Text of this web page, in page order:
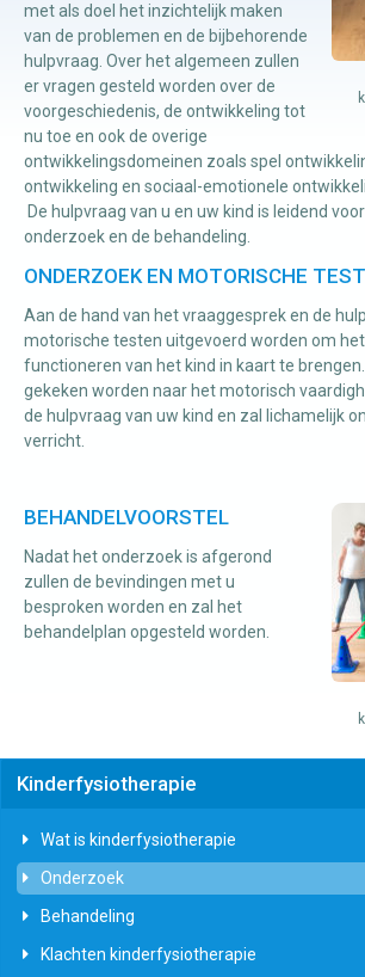
Osteopathie
Manuele
therapie
Viscerale
therapie
Craniosacraal
Fysiotherapie
met als doel het inzichtelijk maken
van de problemen en de bijbehorende
hulpvraag. Over het algemeen zullen
er vragen gesteld worden over de
voorgeschiedenis, de ontwikkeling tot
nu toe en ook de overige
ontwikkelingsdomeinen zoals spel
ontwikkeling en sociaal-emotionele
De hulpvraag van u en uw kind is leidend
onderzoek en de behandeling.
ONDERZOEK EN MOTORISCHE
Aan de hand van het vraaggesprek en de
motorische testen uitgevoerd worden om
functioneren van het kind in kaart te
gekeken worden naar het motorisch
de hulpvraag van uw kind en zal lichamelijk
verricht.
BEHANDELVOORSTEL
Nadat het onderzoek is afgerond
zullen de bevindingen met u
besproken worden en zal het
behandelplan opgesteld worden.
Kinderfysiotherapie
Wat is kinderfysiotherapie
Onderzoek
Behandeling
Klachten kinderfysiotherapie